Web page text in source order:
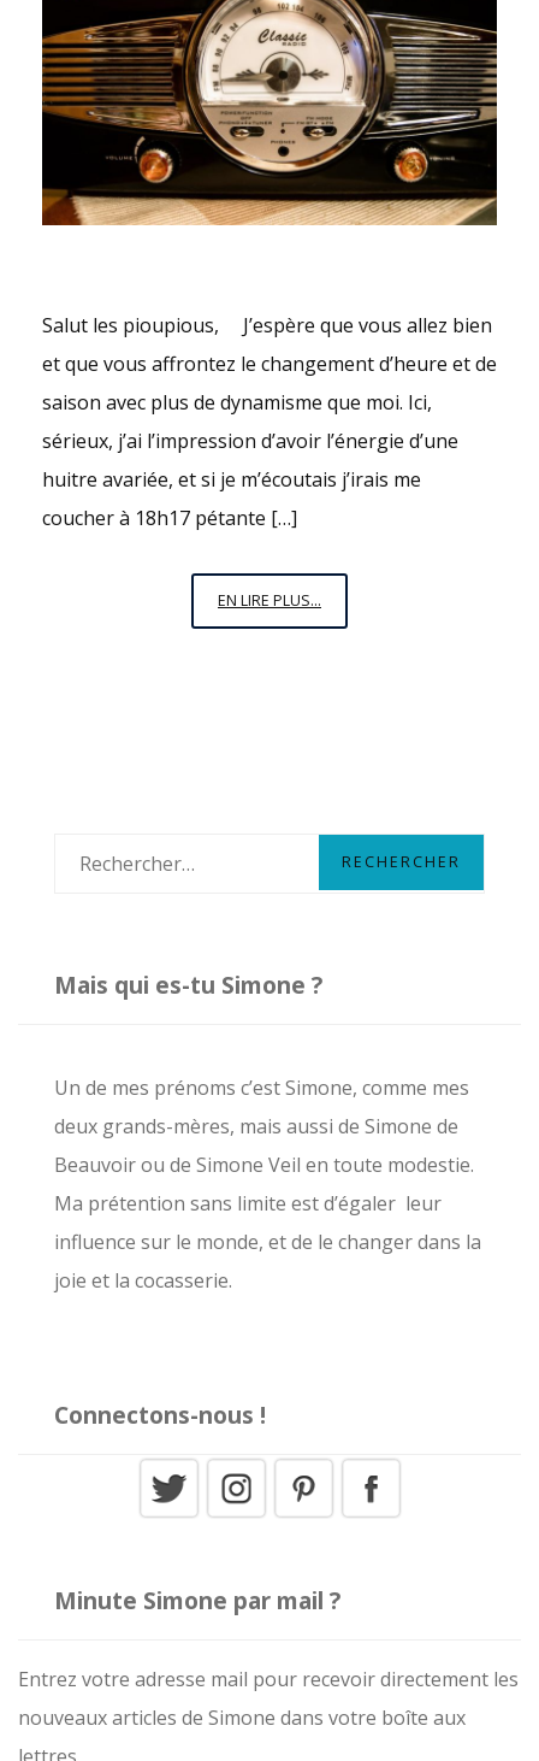
Salut les pioupious, J’espère que vous allez bien
et que vous affrontez le changement d’heure et de
saison avec plus de dynamisme que moi. Ici,
sérieux, j’ai l’impression d’avoir l’énergie d’une
huitre avariée, et si je m’écoutais j’irais me
coucher à 18h17 pétante […]
EN LIRE PLUS...
PODCASTS
c
h
e
r
:
Mais qui es-tu Simone ?
Un de mes prénoms c’est Simone, comme mes
deux grands-mères, mais aussi de Simone de
Beauvoir ou de Simone Veil en toute modestie.
Ma prétention sans limite est d’égaler leur
influence sur le monde, et de le changer dans la
joie et la cocasserie.
Connectons-nous !
Minute Simone par mail ?
Entrez votre adresse mail pour recevoir directement les
nouveaux articles de Simone dans votre boîte aux